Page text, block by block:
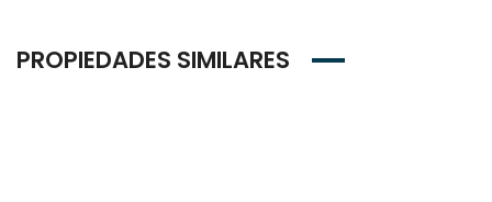
PROPIEDADES SIMILARES